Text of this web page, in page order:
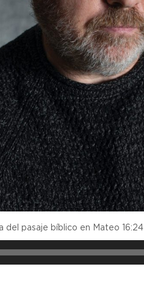
del pasaje bíblico en Mateo 16:24